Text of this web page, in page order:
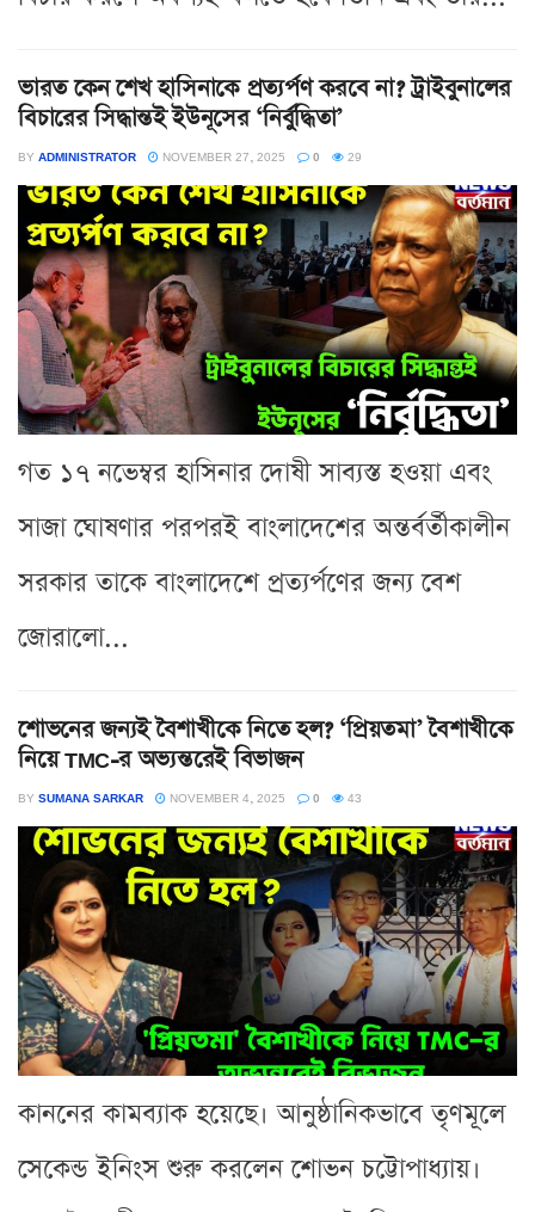
ভারত কেন শেখ হাসিনাকে প্রত্যর্পণ করবে না? ট্রাইবুনালের
বিচারের সিদ্ধান্তই ইউনূসের ‘নির্বুদ্ধিতা’
BY ADMINISTRATOR NOVEMBER 27, 2025 0 29
গত ১৭ নভেম্বর হাসিনার দোষী সাব্যস্ত হওয়া এবং
সাজা ঘোষণার পরপরই বাংলাদেশের অন্তর্বর্তীকালীন
সরকার তাকে বাংলাদেশে প্রত্যর্পণের জন্য বেশ
জোরালো...
শোভনের জন্যই বৈশাখীকে নিতে হল? ‘প্রিয়তমা’ বৈশাখীকে
নিয়ে TMC-র অভ্যন্তরেই বিভাজন
BY SUMANA SARKAR NOVEMBER 4, 2025 0 43
কাননের কামব্যাক হয়েছে। আনুষ্ঠানিকভাবে তৃণমূলে
সেকেন্ড ইনিংস শুরু করলেন শোভন চট্টোপাধ্যায়।